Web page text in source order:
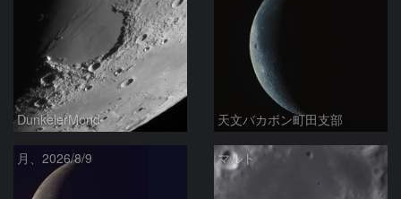
DunkelerMond 天文バカボン町田支部
月、2026/8/9 マルト